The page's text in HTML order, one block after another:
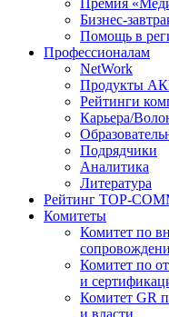
Премия
Бизнес-
Помощь в
Профессионалам
NetWork
Продукты
Рейтинги
Карьера/
Подрядчики
Аналитика
Литература
Рейтинг TOP-
Комитеты
Комитет по
Комитет по
и
Комитет GR
и власти